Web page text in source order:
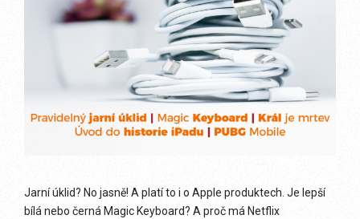
Jarní úklid? No jasně! A platí to i o Apple produktech. Je lepší
bílá nebo černá Magic Keyboard? A proč má Netflix